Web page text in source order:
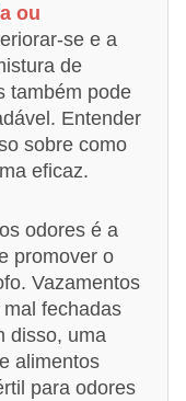
ou
se e a
de
também pode
Entender
sobre como
eficaz.
odores é a
promover o
Vazamentos
fechadas
disso, uma
alimentos
para odores